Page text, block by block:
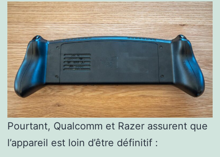
Pourtant, Qualcomm et Razer assurent que
l’appareil est loin d’être définitif :